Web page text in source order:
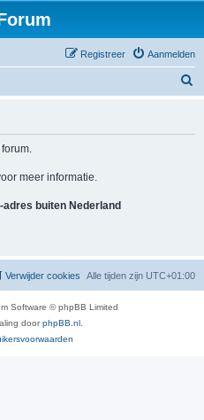
Aanmelden
Registreer
meer informatie.
adres buiten Nederland
Alle tijden zijn UTC+01:00
Verwijder cookies
Software © phpBB Limited
doorphpBB.nl